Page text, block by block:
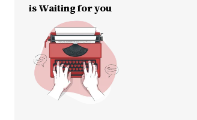
is Waiting for you